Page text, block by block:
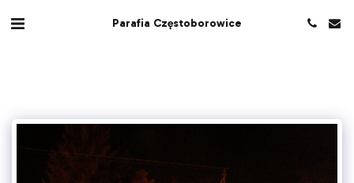
Parafia Częstoborowice